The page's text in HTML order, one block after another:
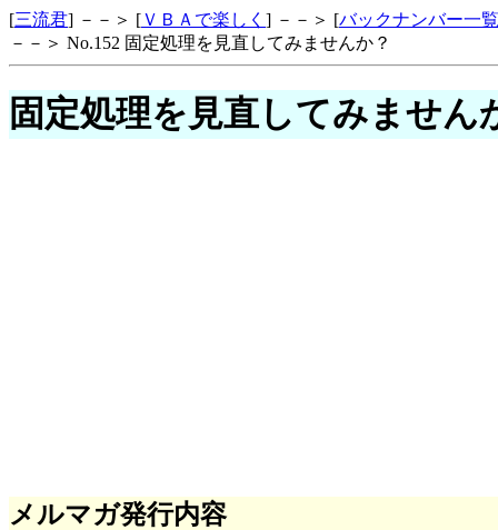
[三流君] －－＞ [ＶＢＡで楽しく ] －－＞ [バックナンバー一覧
－－＞ No.152 固定処理を見直してみませんか？
固定処理を見直してみません
メルマガ発行内容